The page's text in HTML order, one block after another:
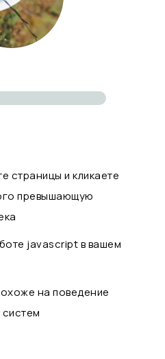
страницы и кликаете
превышающую
javascript в вашем
на поведение